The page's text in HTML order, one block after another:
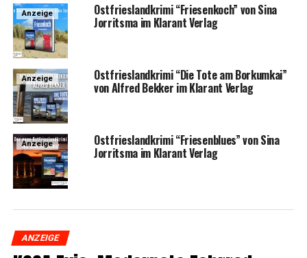
Anzeige Ost­fries­land­kri­mi “Frie­sen­koch” von Sina
Jor­rit­s­ma im Klar­ant Verlag
Anzeige Ost­fries­land­kri­mi “Die Tote am Bor­kum­kai”
von Alfred Bek­ker im Klar­ant Verlag
Anzeige Ost­fries­land­kri­mi “Frie­sen­blues” von Sina
Jor­rit­s­ma im Klar­ant Verlag
ANZEIGE